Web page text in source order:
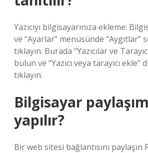
Yazıcıyı bilgisayarınıza ekleme:
ve “Ayarlar” menüsünde “Aygıtlar”
tıklayın. Burada “Yazıcılar ve
bulun ve “Yazıcı veya tarayıcı ekle”
tıklayın.
Bilgisayar
yapılır?
Bir web sitesi bağlantısını paylaşın